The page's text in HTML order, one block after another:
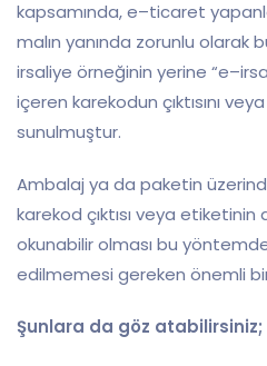
kapsamında,e–ticaret yapan
malın yanında zorunlu olarak
irsaliye örneğinin yerine “e–irs
içeren karekodun çıktısını veya
sunulmuştur.
Ambalaj ya da paketin üzerind
karekod çıktısı veya etiketinin
okunabilirolması bu yöntem
edilmemesi gereken önemli
Şunlara da göz atabilirsiniz;